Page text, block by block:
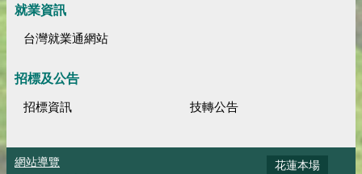
就業資訊
台灣就業通網站
招標及公告
招標資訊 技轉公告
網站導覽
花蓮本場